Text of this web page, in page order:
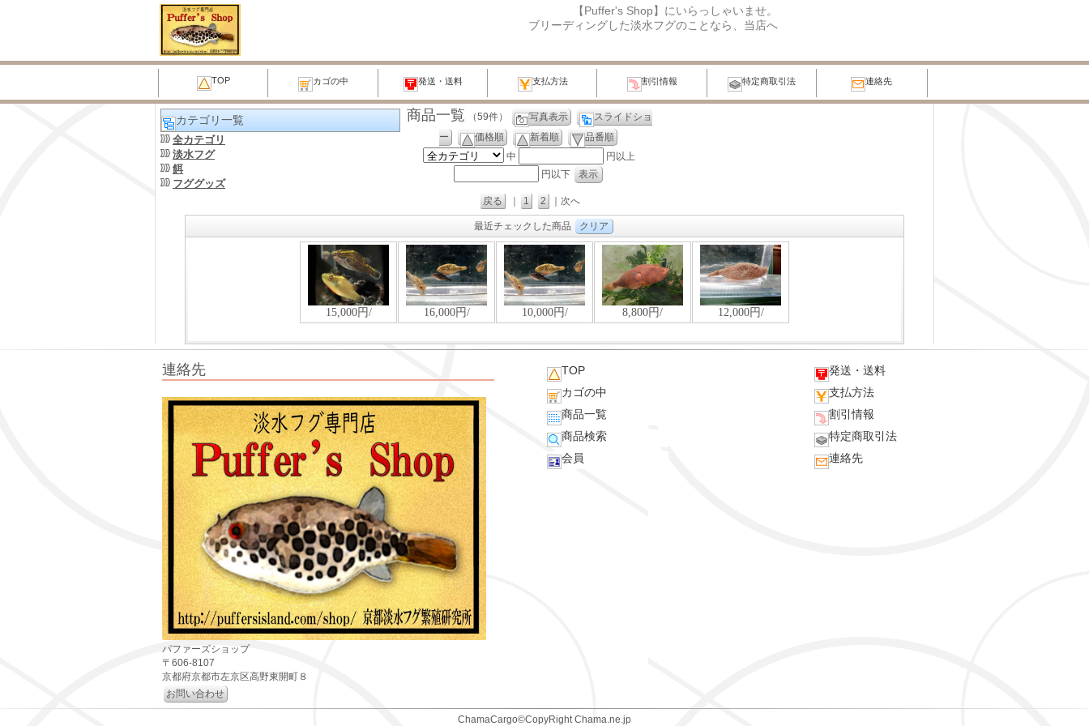
【Puffer's Shop】にいらっしゃいませ。
ブリーディングした淡水フグのことなら、当店へ
TOP カゴの中 発送・送料 支払方法 割引情報 特定商取引法 連絡先
カテゴリ一覧
全カテゴリ
淡水フグ
餌
フググッズ
商品一覧 （59件） 写真表示
スライドショ
ー
価格順 新着順
品番順
中
円以上
円以下
戻る 1 2 ｜次へ
最近チェックした商品 クリア
連絡先
パファーズショップ
〒606-8107
京都府京都市左京区高野東開町８
お問い合わせ
TOP
カゴの中
商品一覧
商品検索
会員
発送・送料
支払方法
割引情報
特定商取引法
連絡先
ChamaCargo©CopyRight Chama.ne.jp